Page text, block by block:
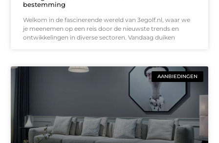
bestemming
Welkom in de fascinerende wereld van 3egolf.nl, waar we
je meenemen op een reis door de nieuwste trends en
ontwikkelingen in diverse sectoren. Vandaag duiken
AANBIEDINGEN